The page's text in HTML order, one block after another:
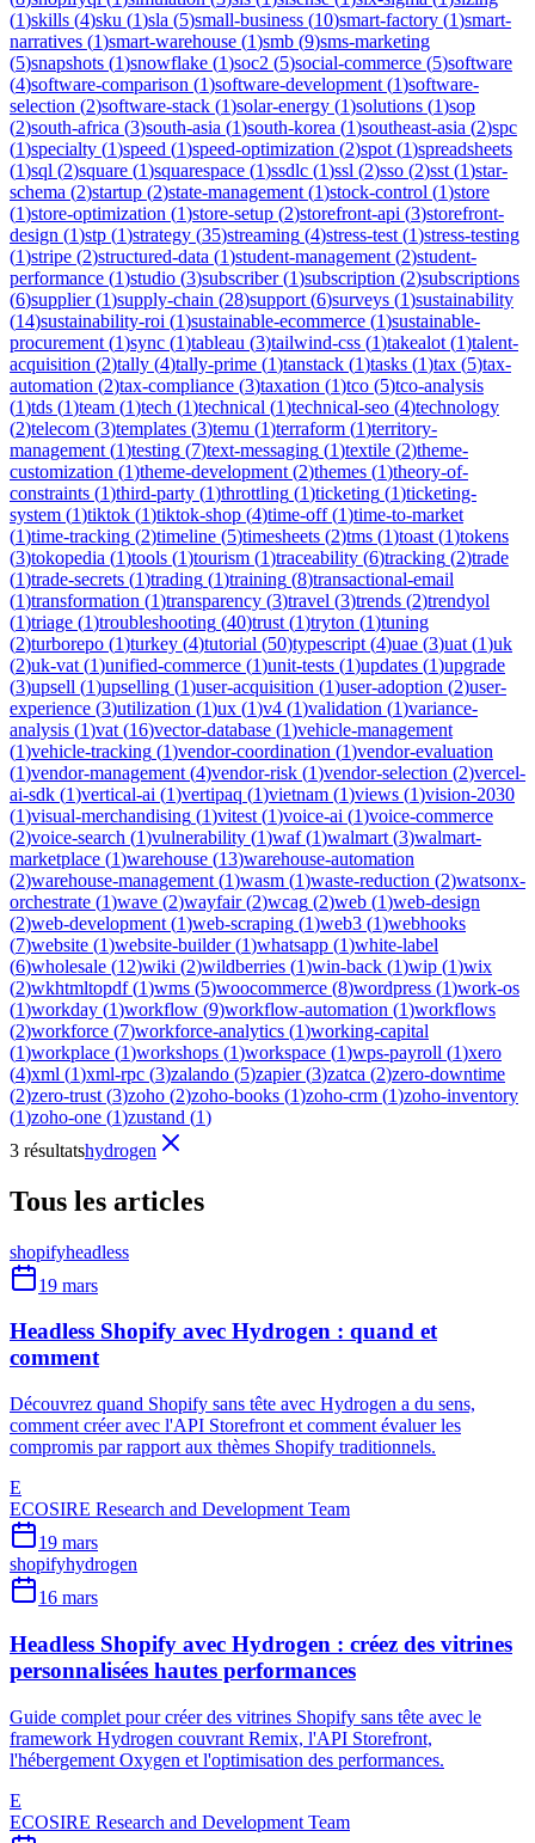
(1)skills (4)sku (1)sla (5)small-business (10)smart-factory (1)smart-
narratives (1)smart-warehouse (1)smb (9)sms-marketing
(5)snapshots (1)snowflake (1)soc2 (5)social-commerce (5)software
(4)software-comparison (1)software-development (1)software-
selection (2)software-stack (1)solar-energy (1)solutions (1)sop
(2)south-africa (3)south-asia (1)south-korea (1)southeast-asia (2)spc
(1)specialty (1)speed (1)speed-optimization (2)spot (1)spreadsheets
(1)sql (2)square (1)squarespace (1)ssdlc (1)ssl (2)sso (2)sst (1)star-
schema (2)startup (2)state-management (1)stock-control (1)store
(1)store-optimization (1)store-setup (2)storefront-api (3)storefront-
design (1)stp (1)strategy (35)streaming (4)stress-test (1)stress-testing
(1)stripe (2)structured-data (1)student-management (2)student-
performance (1)studio (3)subscriber(1)subscription (2)subscriptions
(6)supplier(1)supply-chain (28)support (6)surveys (1)sustainability
(14)sustainability-roi (1)sustainable-ecommerce (1)sustainable-
procurement (1)sync (1)tableau (3)tailwind-css (1)takealot (1)talent-
acquisition (2)tally (4)tally-prime (1)tanstack (1)tasks (1)tax (5)tax-
automation (2)tax-compliance (3)taxation (1)tco (5)tco-analysis
(1)tds (1)team (1)tech (1)technical (1)technical-seo (4)technology
(2)telecom (3)templates (3)temu (1)terraform (1)territory-
management (1)testing (7)text-messaging (1)textile (2)theme-
customization (1)theme-development (2)themes (1)theory-of-
constraints (1)third-party (1)throttling (1)ticketing (1)ticketing-
system (1)tiktok (1)tiktok-shop (4)time-off(1)time-to-market
(1)time-tracking (2)timeline (5)timesheets (2)tms (1)toast (1)tokens
(3)tokopedia (1)tools (1)tourism (1)traceability (6)tracking (2)trade
(1)trade-secrets (1)trading (1)training (8)transactional-email
(1)transformation (1)transparency (3)travel (3)trends (2)trendyol
(1)triage (1)troubleshooting (40)trust (1)tryton (1)tuning
(2)turborepo (1)turkey (4)tutorial (50)typescript (4)uae (3)uat (1)uk
(2)uk-vat (1)unified-commerce (1)unit-tests (1)updates (1)upgrade
(3)upsell (1)upselling (1)user-acquisition (1)user-adoption (2)user-
experience (3)utilization (1)ux (1)v4 (1)validation (1)variance-
analysis (1)vat (16)vector-database (1)vehicle-management
(1)vehicle-tracking (1)vendor-coordination (1)vendor-evaluation
(1)vendor-management (4)vendor-risk (1)vendor-selection (2)vercel-
ai-sdk (1)vertical-ai (1)vertipaq (1)vietnam (1)views (1)vision-2030
(1)visual-merchandising (1)vitest (1)voice-ai (1)voice-commerce
(2)voice-search (1)vulnerability (1)waf(1)walmart (3)walmart-
marketplace (1)warehouse (13)warehouse-automation
(2)warehouse-management (1)wasm (1)waste-reduction (2)watsonx-
orchestrate (1)wave (2)wayfair(2)wcag (2)web (1)web-design
(2)web-development (1)web-scraping (1)web3 (1)webhooks
(7)website (1)website-builder(1)whatsapp (1)white-label
(6)wholesale (12)wiki (2)wildberries (1)win-back (1)wip (1)wix
(2)wkhtmltopdf(1)wms (5)woocommerce (8)wordpress (1)work-os
(1)workday (1)workflow (9)workflow-automation (1)workflows
(2)workforce (7)workforce-analytics (1)working-capital
(1)workplace (1)workshops (1)workspace (1)wps-payroll (1)xero
(4)xml (1)xml-rpc (3)zalando (5)zapier(3)zatca (2)zero-downtime
(2)zero-trust (3)zoho (2)zoho-books (1)zoho-crm (1)zoho-inventory
(1)zoho-one (1)zustand (1)
3 résultatshydrogen
Tous les articles
shopifyheadless
19 mars
Headless Shopify avec Hydrogen : quand et
comment
Découvrez quand Shopify sans tête avec Hydrogen a du sens,
comment créer avec l'API Storefront et comment évaluer les
compromis par rapport aux thèmes Shopify traditionnels.
E
ECOSIRE Research and Development Team
19 mars
shopifyhydrogen
16 mars
Headless Shopify avec Hydrogen : créez des vitrines
personnalisées hautes performances
Guide complet pour créer des vitrines Shopify sans tête avec le
framework Hydrogen couvrant Remix, l'API Storefront,
l'hébergement Oxygen et l'optimisation des performances.
E
ECOSIRE Research and Development Team